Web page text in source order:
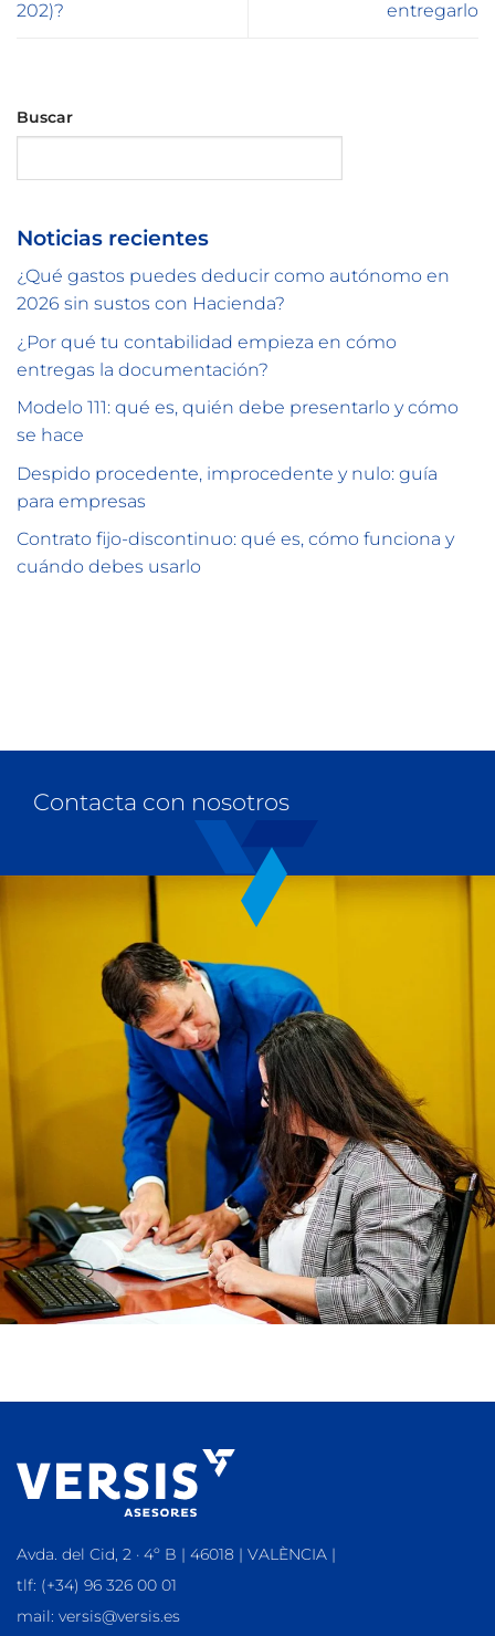
202)? entregarlo
Buscar
Noticias recientes
¿Qué gastos puedes deducir como autónomo en
2026 sin sustos con Hacienda?
¿Por qué tu contabilidad empieza en cómo
entregas la documentación?
Modelo 111: qué es, quién debe presentarlo y cómo
se hace
Despido procedente, improcedente y nulo: guía
para empresas
Contrato fijo-discontinuo: qué es, cómo funciona y
cuándo debes usarlo
Contacta con nosotros
Avda. del Cid, 2 · 4º B | 46018 | VALÈNCIA |
tlf: (+34) 96 326 00 01
mail: versis@versis.es